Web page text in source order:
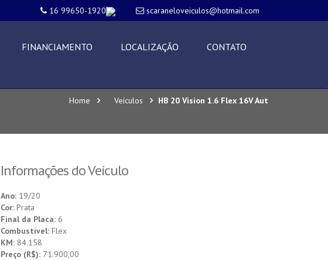
16 99650-1920 scaraneloveiculos@hotmail.com
FINANCIAMENTO LOCALIZAÇÃO CONTATO
Home Veículos HB 20 Vision 1.6 Flex 16V Aut
Informações do Veículo
Ano:19/20
Cor:Prata
Final da Placa:6
Combustível:Flex
KM:84.158
Preço (R$):71.900,00